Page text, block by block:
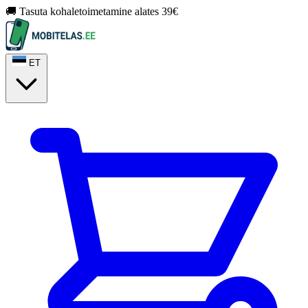
🚚 Tasuta kohaletoimetamine alates 39€
ET